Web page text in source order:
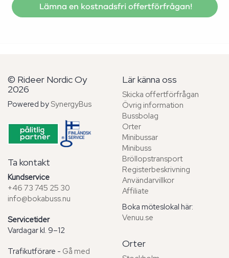
Lämna en kostnadsfri offertförfrågan!
© Rideer Nordic Oy
2026
Powered by SynergyBus
Ta kontakt
Kundservice
+46 73 745 25 30
info@bokabuss.nu
Servicetider
Vardagar kl. 9–12
Trafikutförare - Gå med
Lär känna oss
Skicka offertförfrågan
Övrig information
Bussbolag
Orter
Minibussar
Minibuss
Bröllopstransport
Registerbeskrivning
Användarvillkor
Affiliate
Boka möteslokal här:
Venuu.se
Orter